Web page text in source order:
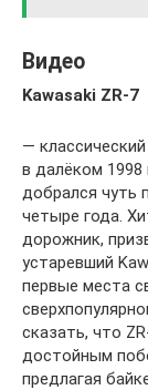
Видео
Kawasaki ZR-7
—
в далёком 1998
добрался чуть
четыре года.
дорожник,
устаревший
первые места
сказать, что
достойным
предлагая